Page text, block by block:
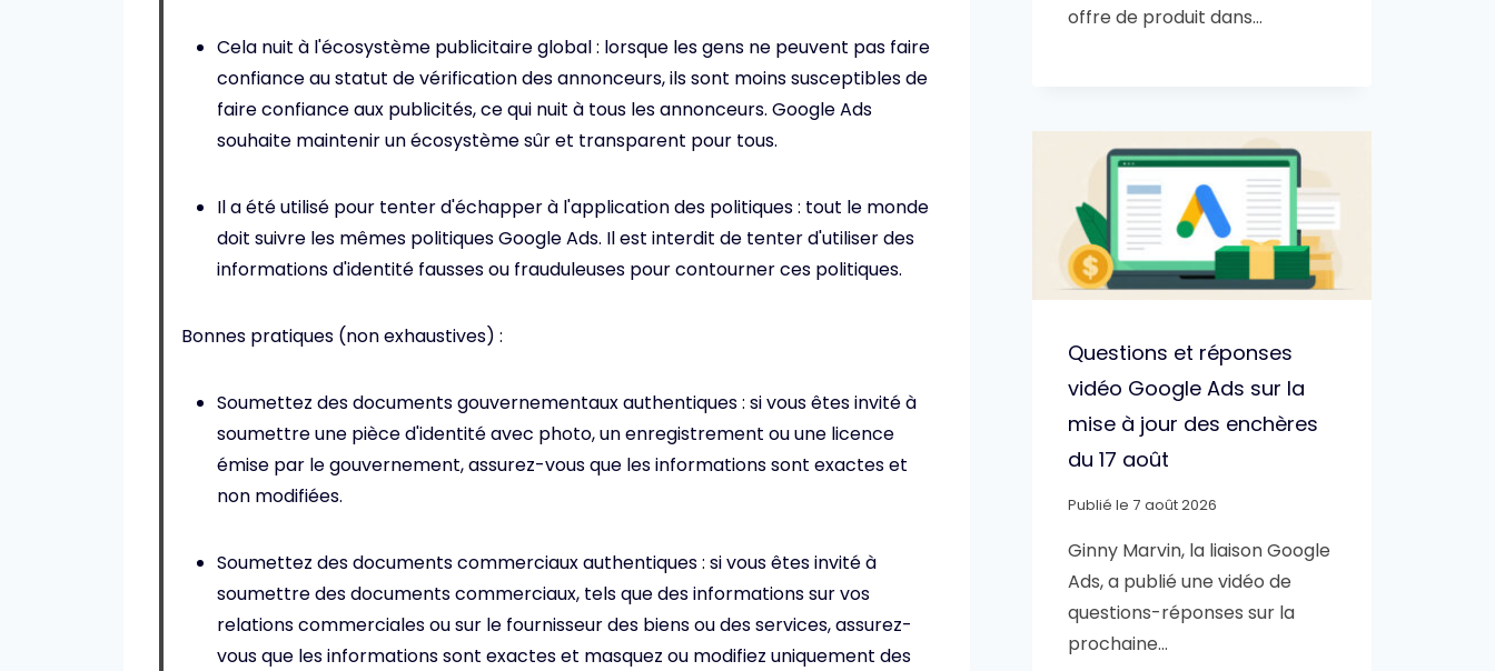
Cela nuit à l'écosystème publicitaire global : lorsque les gens ne peuvent pas faire
confiance au statut de vérification des annonceurs, ils sont moins susceptibles de
faire confiance aux publicités, ce qui nuit à tous les annonceurs. Google Ads
souhaite maintenir un écosystème sûr et transparent pour tous.
Il a été utilisé pour tenter d'échapper à l'application des politiques : tout le monde
doit suivre les mêmes politiques Google Ads. Il est interdit de tenter d'utiliser des
informations d'identité fausses ou frauduleuses pour contourner ces politiques.
Bonnes pratiques (non exhaustives) :
Soumettez des documents gouvernementaux authentiques : si vous êtes invité à
soumettre une pièce d'identité avec photo, un enregistrement ou une licence
émise par le gouvernement, assurez-vous que les informations sont exactes et
non modifiées.
Soumettez des documents commerciaux authentiques : si vous êtes invité à
soumettre des documents commerciaux, tels que des informations sur vos
relations commerciales ou sur le fournisseur des biens ou des services, assurez-
vous que les informations sont exactes et masquez ou modifiez uniquement des
offre de produit dans…
Questions et réponses
vidéo Google Ads sur la
mise à jour des enchères
du 17 août
Publié le 7 août 2026
Ginny Marvin, la liaison Google
Ads, a publié une vidéo de
questions-réponses sur la
prochaine…